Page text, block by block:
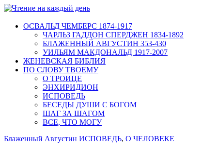
ОСВАЛЬД ЧЕМБЕРС 1874-1917
ЧАРЛЬЗ ГАДДОН СПЕРДЖЕН 1834-1892
БЛАЖЕННЫЙ АВГУСТИН 353-430
УИЛЬЯМ МАКДОНАЛЬД 1917-2007
ЖЕНЕВСКАЯ БИБЛИЯ
ПО СЛОВУ ТВОЕМУ
О ТРОИЦЕ
ЭНХИРИДИОН
ИСПОВЕДЬ
БЕСЕДЫ ДУШИ С БОГОМ
ШАГ ЗА ШАГОМ
ВСЕ, ЧТО МОГУ
Блаженный Августин ИСПОВЕДЬ, О ЧЕЛОВЕКЕ